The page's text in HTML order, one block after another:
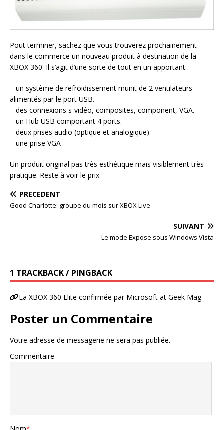
Pout terminer, sachez que vous trouverez prochainement
dans le commerce un nouveau produit à destination de la
XBOX 360. Il s’agit d’une sorte de tout en un apportant:
– un système de refroidissement munit de 2 ventilateurs
alimentés par le port USB.
– des connexions s-vidéo, composites, component, VGA.
– un Hub USB comportant 4 ports.
– deux prises audio (optique et analogique).
– une prise VGA
Un produit original pas très esthétique mais visiblement très
pratique. Reste à voir le prix.
PRÉCÉDENT
Good Charlotte: groupe du mois sur XBOX Live
SUIVANT
Le mode Expose sous Windows Vista
1 TRACKBACK / PINGBACK
La XBOX 360 Elite confirmée par Microsoft at Geek Mag
Poster un Commentaire
Votre adresse de messagerie ne sera pas publiée.
Commentaire